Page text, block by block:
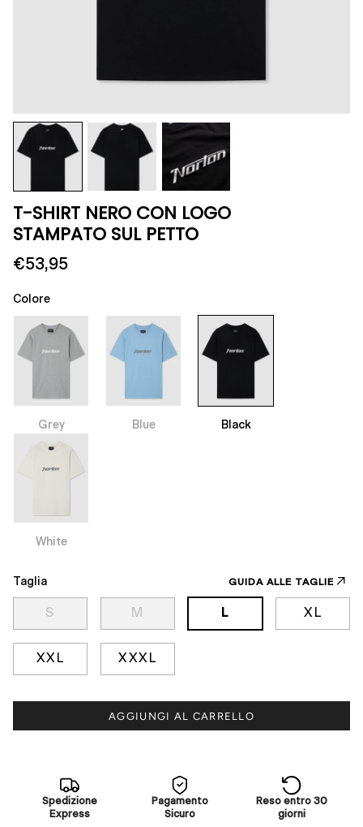
T-SHIRT NERO CON LOGO
STAMPATO SUL PETTO
€53,95
Colore
Grey Blue Black
White
Taglia GUIDA ALLE TAGLIE
S M L XL
XXL XXXL
AGGIUNGI AL CARRELLO
Spedizione
Express
Pagamento
Sicuro
Reso entro 30
giorni